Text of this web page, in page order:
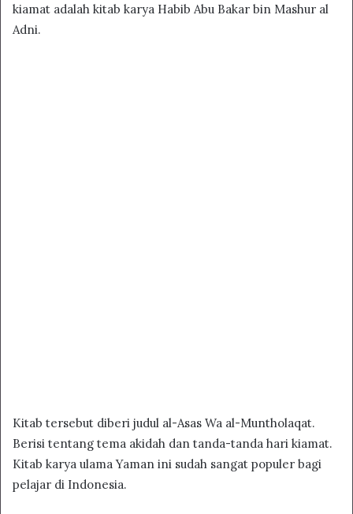
kiamat adalah kitab karya Habib Abu Bakar bin Mashur al
Adni.
Kitab tersebut diberi judul al-Asas Wa al-Muntholaqat.
Berisi tentang tema akidah dan tanda-tanda hari kiamat.
Kitab karya ulama Yaman ini sudah sangat populer bagi
pelajar di Indonesia.